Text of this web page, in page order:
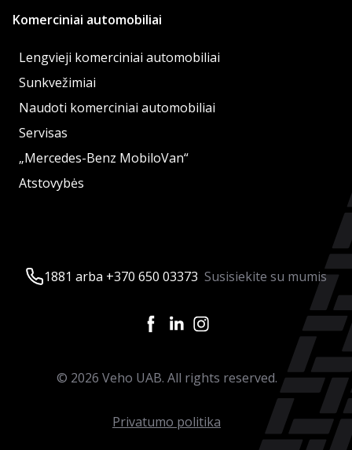
Komerciniai automobiliai
Lengvieji komerciniai automobiliai
Sunkvežimiai
Naudoti komerciniai automobiliai
Servisas
„Mercedes-Benz MobiloVan“
Atstovybės
1881 arba +370 650 03373 Susisiekite su mumis
© 2026 Veho UAB. All rights reserved.
Privatumo politika